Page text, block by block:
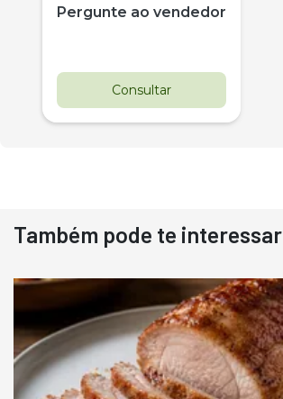
Pergunte ao vendedor
Consultar
Destaque
Usado
Pá Carregadeira Cat 966
Ano 1987
Londrina
Também pode te interessar